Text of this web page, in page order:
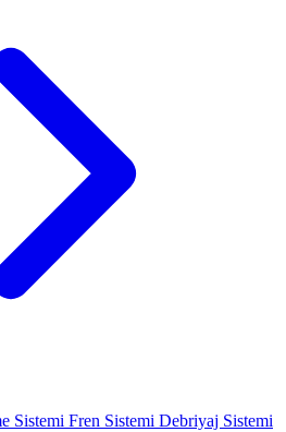
Sistemi Fren Sistemi Debriyaj Sistemi